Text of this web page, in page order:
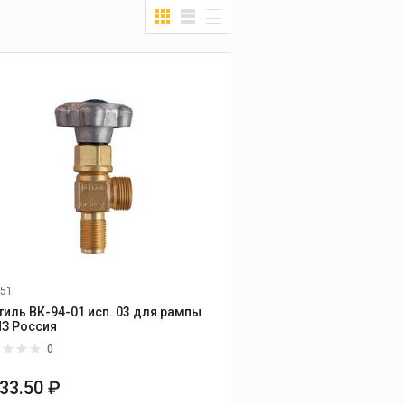
ВК-94-01 исп. 03 для рампы
БАМЗ Россия
0
₽